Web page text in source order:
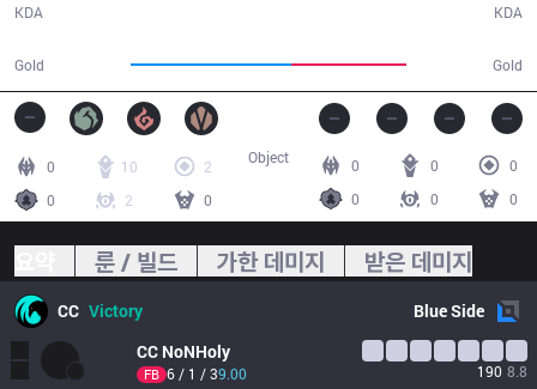
KDA
Gold Gold
KDA
0 10
2
0
2 0
0 0
0
0
0 0
Object
룬 / 빌드 가한 데미지 받은 데미지
CC Victory BlueSide
CC NoNHoly
FB 6 / 1 / 39.00 190 8.8